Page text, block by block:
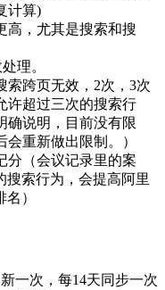
计算)
高，尤其是搜索和搜
理。
索跨页无效，2次，3次
许超过三次的搜索行
确说明，目前没有限
重新做出限制。）
分（会议记录里的案
搜索行为，会提高阿里
）
一次，每14天同步一次